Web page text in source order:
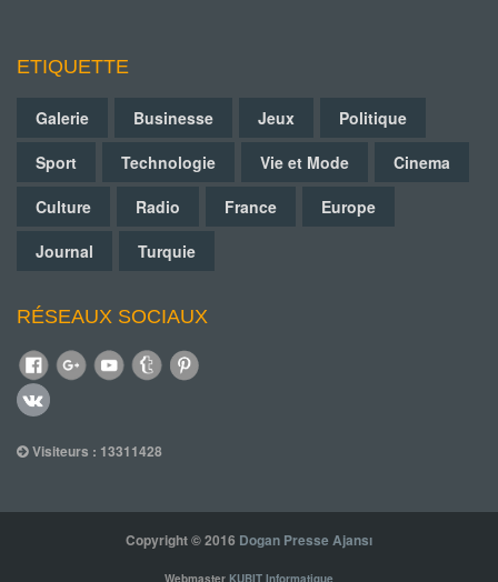
ETIQUETTE
Galerie Businesse Jeux
Politique
Sport
Technologie Vie et Mode
Cinema
Culture
Radio France
Europe
Journal
Turquie
RÉSEAUX SOCIAUX
Visiteurs : 13311428
Copyright © 2016 Dogan Presse Ajansı
Webmaster KUBIT Informatique